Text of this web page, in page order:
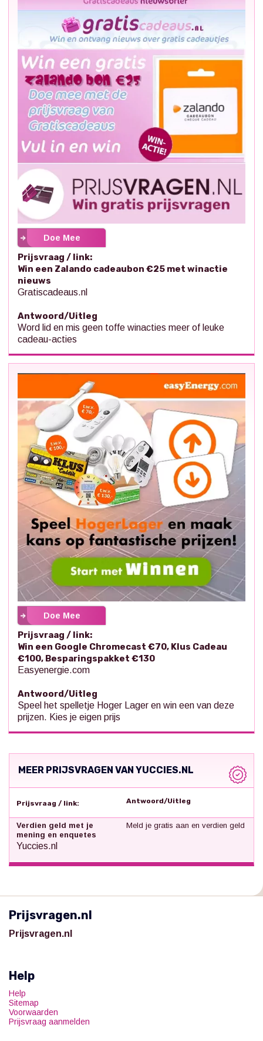
Doe Mee
Prijsvraag / link:
Win een Zalando cadeaubon €25 met winactie
nieuws
Gratiscadeaus.nl
Antwoord/Uitleg
Word lid en mis geen toffe winacties meer of leuke
cadeau-acties
Doe Mee
Prijsvraag / link:
Win een Google Chromecast €70, Klus Cadeau
€100, Besparingspakket €130
Easyenergie.com
Antwoord/Uitleg
Speel het spelletje Hoger Lager en win een van deze
prijzen. Kies je eigen prijs
MEER PRIJSVRAGEN VAN YUCCIES.NL
Prijsvraag / link: Antwoord/Uitleg
Verdien geld met je
mening en enquetes
Yuccies.nl
Meld je gratis aan en verdien geld
Prijsvragen.nl
Prijsvragen.nl
Help
Help
Sitemap
Voorwaarden
Prijsvraag aanmelden